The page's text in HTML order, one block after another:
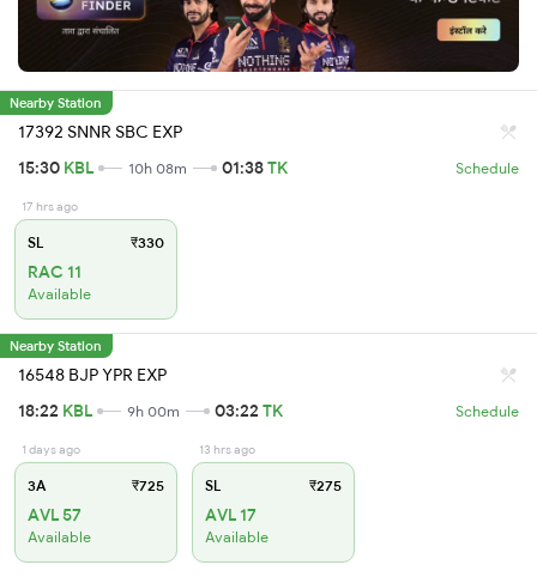
Nearby Station
17392 SNNR SBC EXP
15:30 KBL 10h 08m 01:38TK Schedule
17 hrs ago
SL ₹330
RAC 11
Available
Nearby Station
16548 BJP YPR EXP
18:22 KBL 9h 00m 03:22 TK Schedule
1 days ago
3A ₹725
AVL 57
Available
13 hrs ago
SL ₹275
AVL 17
Available